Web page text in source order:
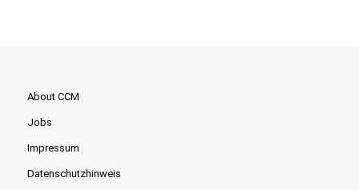
About CCM
Jobs
Impressum
Datenschutzhinweis